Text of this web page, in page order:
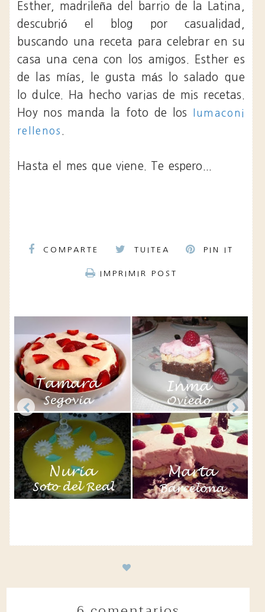
Esther, madrileña del barrio de la Latina,
descubrió el blog por casualidad,
buscando una receta para celebrar en su
casa una cena con los amigos. Esther es
de las mías, le gusta más lo salado que
lo dulce. Ha hecho varias de mis recetas.
Hoy nos manda la foto de los
lumaconi
rellenos
Hasta el mes que viene. Te espero...
COMPARTE TUITEA PIN IT
IMPRIMIR POST